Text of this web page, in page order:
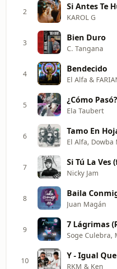
2 Si Antes Te
KAROL G
3 Bien Duro
C. Tangana
4 Bendecido
El Alfa &
5 ¿Cómo Pasó?
Ela Taubert
6 Tamo En
El Alfa, Dowba
7 Si Tú La Ves
Nicky Jam
8
Juan Magán
9 7 Lágrimas
Soge Culebra,
10 Y - Igual
RKM & Ken